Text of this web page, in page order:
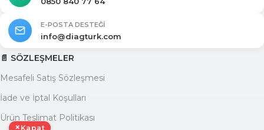
E-POSTA DESTEĞI
info@diagturk.com
📄 SÖZLEŞMELER
Mesafeli Satış Sözleşmesi
İade ve İptal Koşulları
Ürün Teslimat Politikası
× Kapat